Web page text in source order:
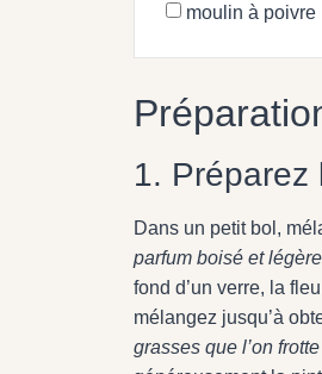
moulin à poivre
1. Préparez
Dans un petit bol,
parfum boisé et
fond d’un verre, la
mélangez jusqu’à
grasses que l’on